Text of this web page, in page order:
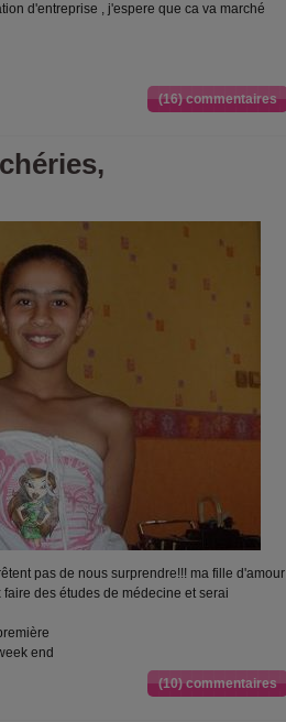
d'entreprise , j'espere que ca va marché
(16) commentaires
pas de nous surprendre!!! ma fille d'amour
des études de médecine et serai
end
(10) commentaires